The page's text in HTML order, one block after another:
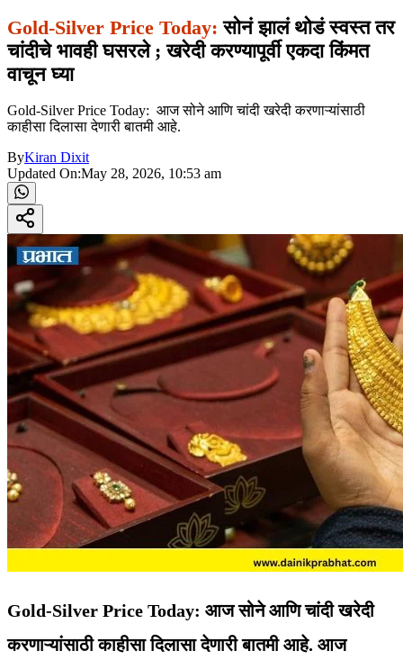
Gold-Silver Price Today: सोनं झालं थोडं स्वस्त तर
चांदीचे भावही घसरले ; खरेदी करण्यापूर्वी एकदा किंमत
वाचून घ्या
Gold-Silver Price Today: आज सोने आणि चांदी खरेदी करणाऱ्यांसाठी
काहीसा दिलासा देणारी बातमी आहे.
ByKiran Dixit
Updated On:May 28, 2026, 10:53 am
Gold-Silver Price Today: आज सोने आणि चांदी खरेदी
करणाऱ्यांसाठी काहीसा दिलासा देणारी बातमी आहे. आज